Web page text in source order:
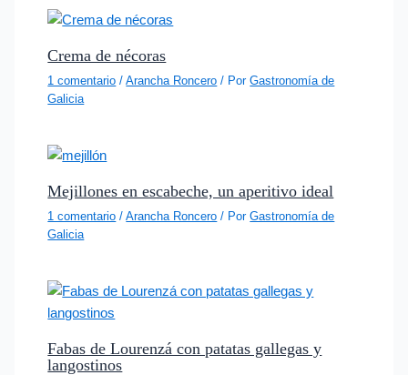
Crema de nécoras
1 comentario /Arancha Roncero / PorGastronomía de
Galicia
Mejillones en escabeche, un aperitivo ideal
1 comentario /Arancha Roncero / PorGastronomía de
Galicia
Fabas de Lourenzá con patatas gallegas y
langostinos